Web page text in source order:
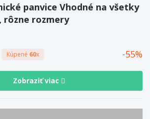
panvice Vhodné na všetky
rôzne rozmery
Kúpené 60x 55
Zobraziť viac